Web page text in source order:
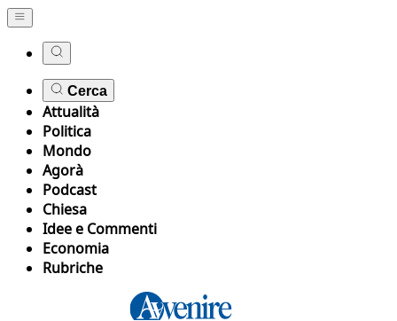
Cerca
Attualità
Politica
Mondo
Agorà
Podcast
Chiesa
Idee e Commenti
Economia
Rubriche